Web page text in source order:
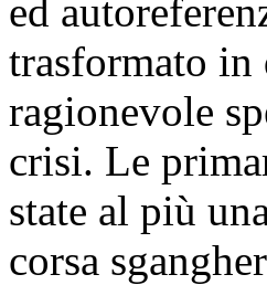
ed
trasformato in
ragionevole
crisi. Le
state al più
corsa